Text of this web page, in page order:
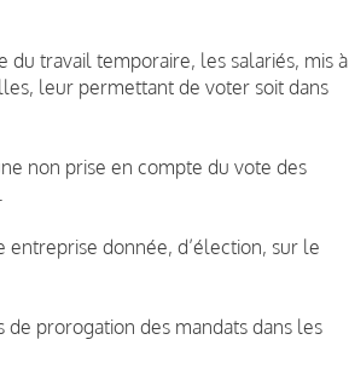
travail temporaire, les salariés, mis à
leur permettant de voter soit dans
non prise en compte du vote des
entreprise donnée, d’élection, sur le
prorogation des mandats dans les